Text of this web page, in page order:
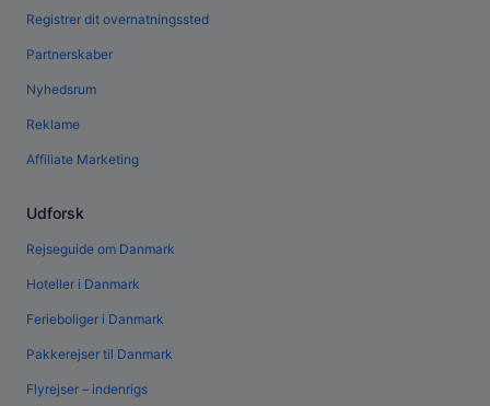
Registrer dit overnatningssted
Partnerskaber
Nyhedsrum
Reklame
Affiliate Marketing
Udforsk
Rejseguide om Danmark
Hoteller i Danmark
Ferieboliger i Danmark
Pakkerejser til Danmark
Flyrejser – indenrigs